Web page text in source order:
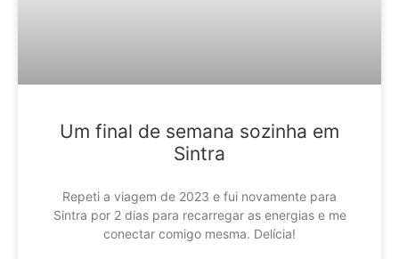
Um final de semana sozinha em
Sintra
Repeti a viagem de 2023 e fui novamente para
Sintra por 2 dias para recarregar as energias e me
conectar comigo mesma. Delícia!